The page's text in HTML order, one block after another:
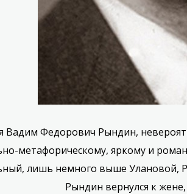
Вадим Федорович Рындин,
метафорическому, яркому и
лишь немного выше Улановой,
Рындин вернулся к